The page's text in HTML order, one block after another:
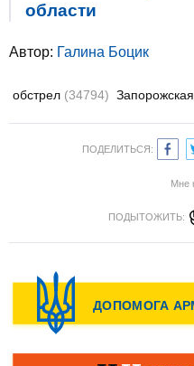
области
Автор: Галина Боцик
обстрел (34794)
ПОДЕЛИТЬСЯ:
Мне
ПОДЫТОЖИТЬ: